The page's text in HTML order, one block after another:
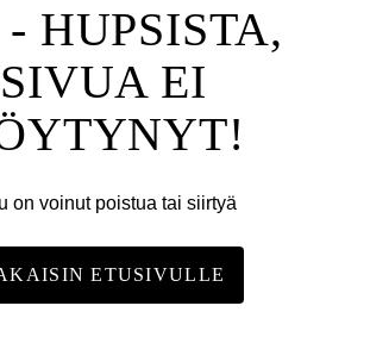
- HUPSISTA,
SIVUA EI
on voinut poistua tai siirtyä
ETUSIVULLE